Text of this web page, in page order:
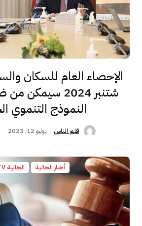
الإحصاء العام للسكان
شتنبر 2024
النموذج التنموي
قلم الناس يوليو 12, 2023
أخبار الجالية الجالية TV